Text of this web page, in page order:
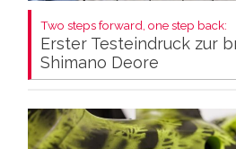
Two steps forward, one step back:
Erster Testeindruck zur
Shimano Deore